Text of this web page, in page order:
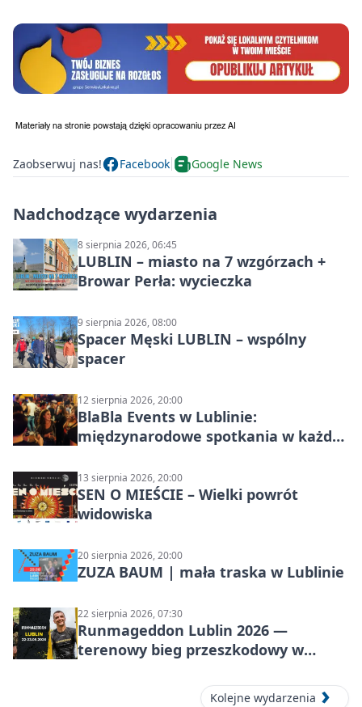
Zaobserwuj nas! Facebook Google News
Nadchodzące wydarzenia
8 sierpnia 2026, 06:45
LUBLIN – miasto na 7 wzgórzach +
Browar Perła: wycieczka
9 sierpnia 2026, 08:00
Spacer Męski LUBLIN – wspólny
spacer
12 sierpnia 2026, 20:00
BlaBla Events w Lublinie:
międzynarodowe spotkania w każdą
13 sierpnia 2026, 20:00
SEN O MIEŚCIE – Wielki powrót
widowiska
20 sierpnia 2026, 20:00
ZUZA BAUM | mała traska w Lublinie
22 sierpnia 2026, 07:30
Runmageddon Lublin 2026 —
terenowy bieg przeszkodowy w
Kolejne wydarzenia